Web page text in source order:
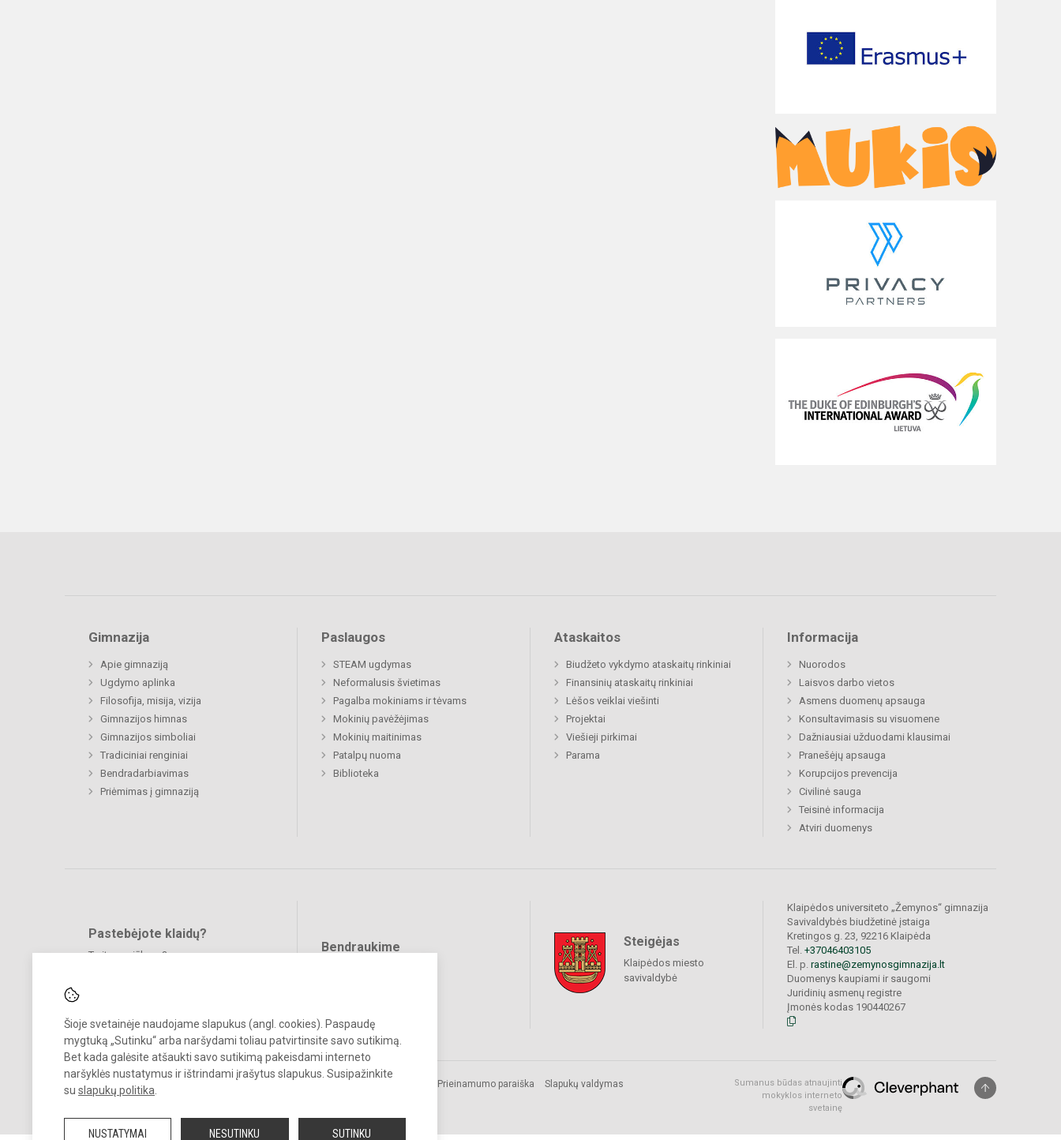
Šioje svetainėje naudojame slapukus (angl. cookies). Paspaudę
mygtuką „Sutinku“ arba naršydami toliau patvirtinsite savo sutikimą.
Bet kada galėsite atšaukti savo sutikimą pakeisdami interneto
naršyklės nustatymus ir ištrindami įrašytus slapukus. Susipažinkite
su slapukų politika
NUSTATYMAI NESUTINKU SUTINKU
Gimnazija
Apie gimnaziją
Ugdymo aplinka
Filosofija, misija, vizija
Gimnazijos himnas
Gimnazijos simboliai
Tradiciniai renginiai
Bendradarbiavimas
Priėmimas į gimnaziją
Paslaugos
STEAM ugdymas
Neformalusis švietimas
Pagalba mokiniams ir tėvams
Mokinių pavėžėjimas
Mokinių maitinimas
Patalpų nuoma
Biblioteka
Ataskaitos
Biudžeto vykdymo ataskaitų rinkiniai
Finansinių ataskaitų rinkiniai
Lėšos veiklai viešinti
Projektai
Viešieji pirkimai
Parama
Informacija
Nuorodos
Laisvos darbo vietos
Asmens duomenų apsauga
Konsultavimasis su visuomene
Dažniausiai užduodami klausimai
Pranešėjų apsauga
Korupcijos prevencija
Civilinė sauga
Teisinė informacija
Atviri duomenys
Pastebėjote klaidų?
Turite pasiūlymų?
Bendraukime Steigėjas
Klaipėdos miesto
savivaldybė
Klaipėdos universiteto „Žemynos“ gimnazija
Savivaldybės biudžetinė įstaiga
Kretingos g. 23, 92216 Klaipėda
Tel. +37046403105
El. p. rastine@zemynosgimnazija.lt
Duomenys kaupiami ir saugomi
Juridinių asmenų registre
Įmonės kodas 190440267
© 2022. Klaipėdos universiteto „Žemynos“ gimnazija. Visos teisės
saugomos.
Prieinamumo paraiška Slapukų valdymas
Sumanus būdas atnaujinti
mokyklos interneto
svetainę